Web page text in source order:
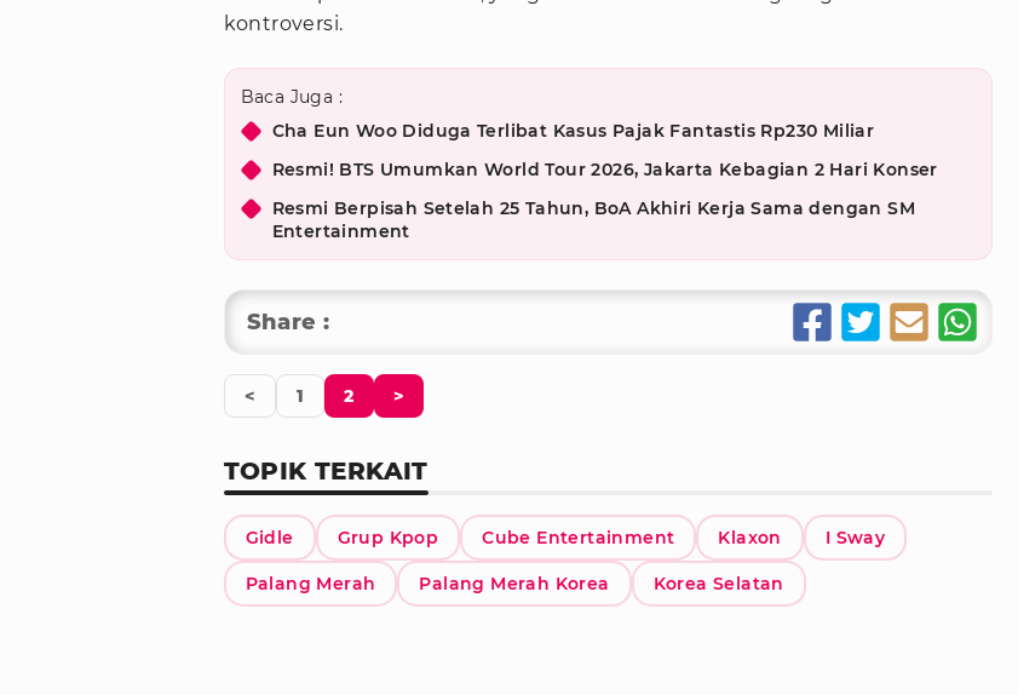
kontroversi.
Baca Juga :
Cha Eun Woo Diduga Terlibat Kasus Pajak Fantastis Rp230 Miliar
Resmi! BTS Umumkan World Tour 2026, Jakarta Kebagian 2 Hari Konser
Resmi Berpisah Setelah 25 Tahun, BoA Akhiri Kerja Sama dengan SM
Entertainment
Share :
< 1 2 >
TOPIK TERKAIT
Gidle Grup Kpop Cube Entertainment Klaxon I Sway
Palang Merah Palang Merah Korea Korea Selatan